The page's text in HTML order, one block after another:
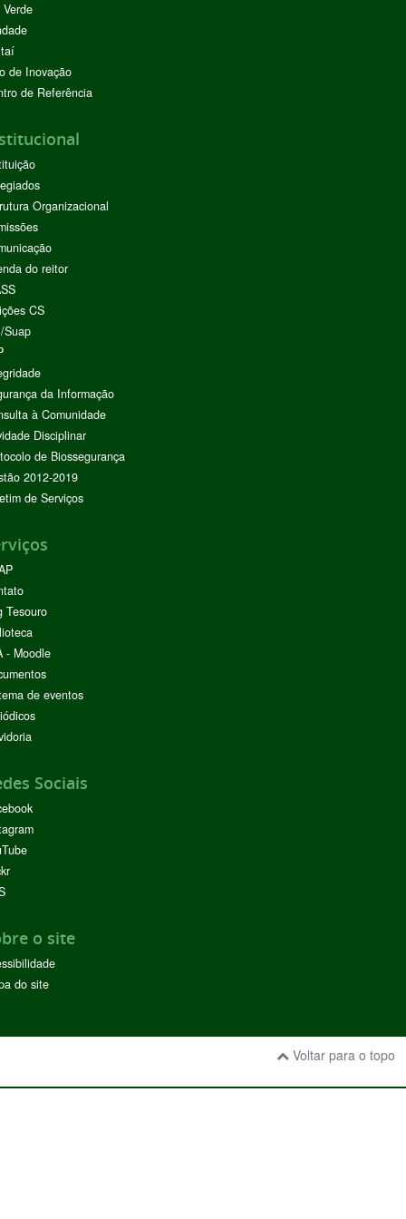
de Inovação
de Referência
Organizacional
do reitor
CS
Suap
da Informação
à Comunidade
Disciplinar
de Biossegurança
2012-2019
de Serviços
Tesouro
- Moodle
de eventos
Sociais
o site
do site
Voltar para o topo